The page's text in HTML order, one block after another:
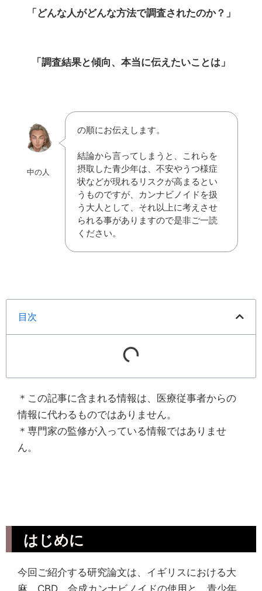
「どんな人がどんな方法で調査されたのか？」
「調査結果と傾向、本当に伝えたいことは」
の順にお伝えします。
結論から言ってしまうと、これらを
摂取した青少年は、不安やうつ様症
状などが現れるリスクが高まるとい
うものですが、カンナビノイドを扱
う大人として、それ以上に考えさせ
られる事がありますので是非ご一読
ください。
中の人
目次
＊この記事に含まれる情報は、医療従事者からの
情報に代わるものではありません。
＊専門家の監修が入っている情報ではありませ
ん。
はじめに
今回ご紹介する研究論文は、イギリスにおける大
麻、CBD、合成カンナビノイドの使用と、青少年